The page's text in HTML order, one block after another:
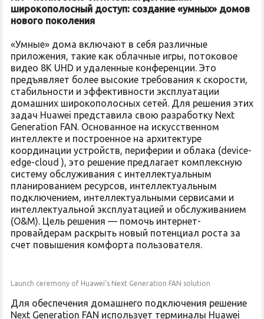
широкополосный доступ: создание «умных» домов
нового поколения
«Умные» дома включают в себя различные
приложения, такие как облачные игры, потоковое
видео 8K UHD и удаленные конференции. Это
предъявляет более высокие требования к скорости,
стабильности и эффективности эксплуатации
домашних широкополосных сетей. Для решения этих
задач Huawei представила свою разработку Next
Generation FAN. Основанное на искусственном
интеллекте и построенное на архитектуре
координации устройств, периферии и облака (device-
edge-cloud ), это решение предлагает комплексную
систему обслуживания с интеллектуальным
планированием ресурсов, интеллектуальным
подключением, интеллектуальными сервисами и
интеллектуальной эксплуатацией и обслуживанием
(O&M). Цель решения — помочь интернет-
провайдерам раскрыть новый потенциал роста за
счет повышения комфорта пользователя.
Launch ceremony of Huawei’s Next Generation FAN solution
Для обеспечения домашнего подключения решение
Next Generation FAN использует терминалы Huawei